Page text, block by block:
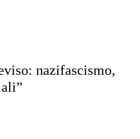
nazifascismo,